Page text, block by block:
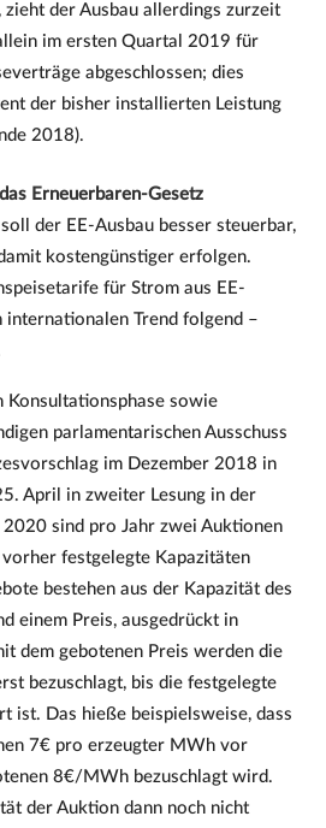
zieht der Ausbau allerdings zurzeit
im ersten Quartal 2019 für
abgeschlossen; dies
der bisher installierten Leistung
2018).
Erneuerbaren-Gesetz
der EE-Ausbau besser steuerbar,
kostengünstiger erfolgen.
für Strom aus EE-
internationalen Trend folgend –
Konsultationsphase sowie
parlamentarischen Ausschuss
im Dezember 2018 in
April in zweiter Lesung in der
2020 sind pro Jahr zwei Auktionen
festgelegte Kapazitäten
bestehen aus der Kapazität des
einem Preis, ausgedrückt in
dem gebotenen Preis werden die
bezuschlagt, bis die festgelegte
ist. Das hieße beispielsweise, dass
7€ pro erzeugter MWh vor
8€/MWh bezuschlagt wird.
der Auktion dann noch nicht